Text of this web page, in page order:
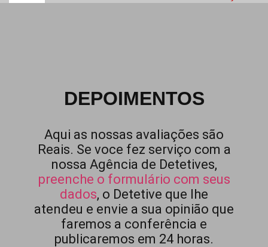
DEPOIMENTOS
Aqui as nossas avaliações são
Reais. Se voce fez serviço com a
nossa Agência de Detetives,
preenche o formulário com seus
dados, o Detetive que lhe
atendeu e envie a sua opinião que
faremos a conferência e
publicaremos em 24 horas.